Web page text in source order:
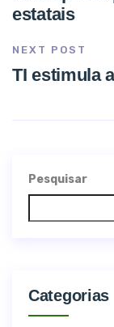
estatais
NEXT POST
TI estimula
Pesquisar
Categorias